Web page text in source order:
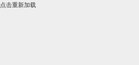
点击重新加载